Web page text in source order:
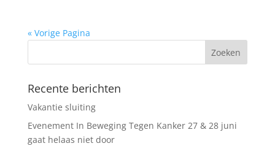
« Vorige Pagina
Recente berichten
Vakantie sluiting
Evenement In Beweging Tegen Kanker 27 & 28 juni
gaat helaas niet door